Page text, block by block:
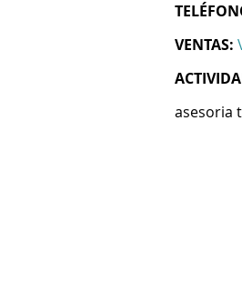
VENTAS:
asesoria